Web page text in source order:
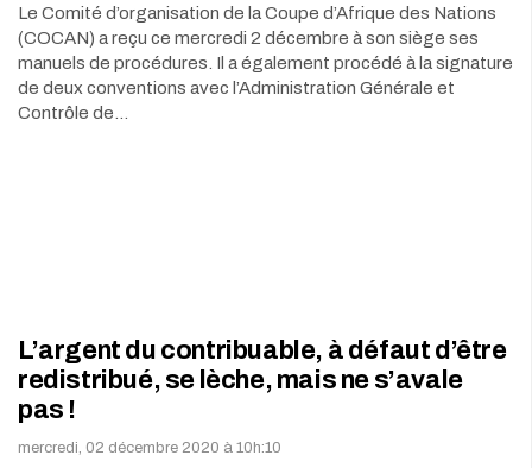
Le Comité d’organisation de la Coupe d’Afrique des Nations
(COCAN) a reçu ce mercredi 2 décembre à son siège ses
manuels de procédures. Il a également procédé à la signature
de deux conventions avec l’Administration Générale et
Contrôle de…
L’argent du contribuable, à défaut d’être
redistribué, se lèche, mais ne s’avale
pas !
mercredi, 02 décembre 2020 à 10h:10